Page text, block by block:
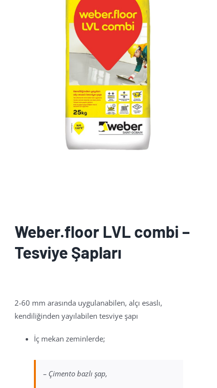
Weber.floor LVL combi –
Tesviye Şapları
2-60 mm arasında uygulanabilen, alçı esaslı,
kendiliğinden yayılabilen tesviye şapı
İç mekan zeminlerde;
– Çimento bazlı şap,